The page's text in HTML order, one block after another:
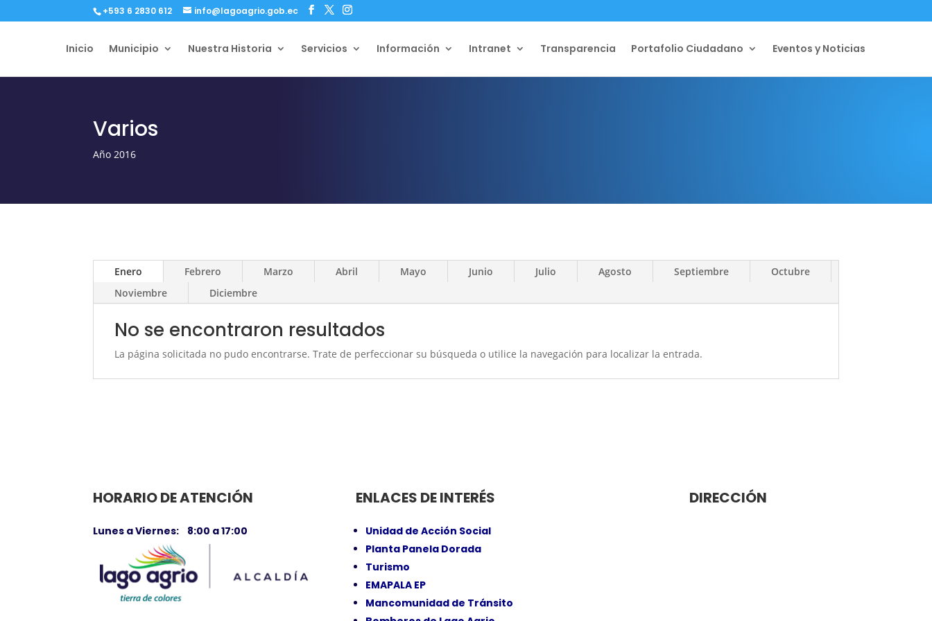
+593 6 2830 612 info@lagoagrio.gob.ec
Inicio Municipio Nuestra Historia Servicios Información Intranet Transparencia Portafolio Ciudadano Eventos y Noticias
Varios
Año 2016
Enero Febrero Marzo Abril Mayo Junio Julio Agosto Septiembre
Octubre
Noviembre
Diciembre
No se encontraron resultados
La página solicitada no pudo encontrarse. Trate de perfeccionar su búsqueda o utilice la navegación para localizar la entrada.
HORARIO DE ATENCIÓN
Lunes a Viernes: 8:00 a 17:00
ENLACES DE INTERÉS
Unidad de Acción Social
Planta Panela Dorada
Turismo
EMAPALA EP
Mancomunidad de Tránsito
DIRECCIÓN